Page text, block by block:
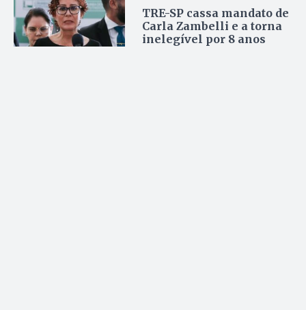
TRE-SP cassa mandato de
Carla Zambelli e a torna
inelegível por 8 anos